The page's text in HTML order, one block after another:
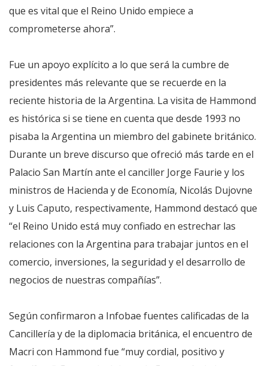
que es vital que el Reino Unido empiece a
comprometerse ahora”.
Fue un apoyo explícito a lo que será la cumbre de
presidentes más relevante que se recuerde en la
reciente historia de la Argentina. La visita de Hammond
es histórica si se tiene en cuenta que desde 1993 no
pisaba la Argentina un miembro del gabinete británico.
Durante un breve discurso que ofreció más tarde en el
Palacio San Martín ante el canciller Jorge Faurie y los
ministros de Hacienda y de Economía, Nicolás Dujovne
y Luis Caputo, respectivamente, Hammond destacó que
“el Reino Unido está muy confiado en estrechar las
relaciones con la Argentina para trabajar juntos en el
comercio, inversiones, la seguridad y el desarrollo de
negocios de nuestras compañías”.
Según confirmaron a Infobae fuentes calificadas de la
Cancillería y de la diplomacia británica, el encuentro de
Macri con Hammond fue “muy cordial, positivo y